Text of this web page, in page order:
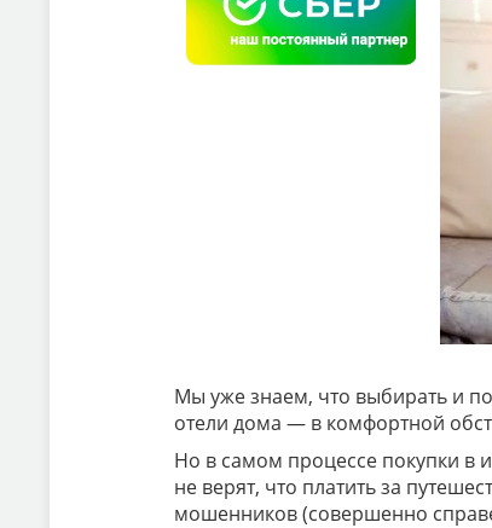
Мы уже знаем, что выбирать и
отели дома — в комфортной
Но в самом процессе покупки в
не верят, что платить за
мошенников (совершенно